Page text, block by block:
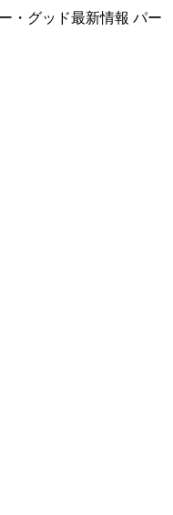
・グッド最新情報 パー